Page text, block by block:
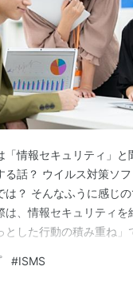
「情報セキュリティ」と
る話？ ウイルス対策ソ
は？ そんなふうに感じ
は、情報セキュリティを
とした行動の積み重ね」
とは、一言で言えば「将
#ISMS